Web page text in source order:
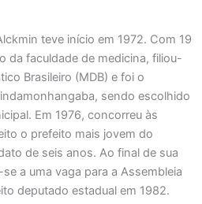
teve início em 1972. Com 19
da faculdade de medicina, filiou-
Brasileiro (MDB) e foi o
sendo escolhido
Em 1976, concorreu às
o prefeito mais jovem do
de seis anos. Ao final de sua
a uma vaga para a Assembleia
deputado estadual em 1982.